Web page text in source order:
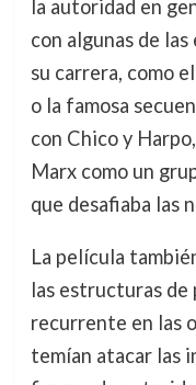
la autoridad en
con algunas de las
su carrera, como
o la famosa
con Chico y
Marx como un
que desafiaba las
La película
las estructuras de
recurrente en las
temían atacar las